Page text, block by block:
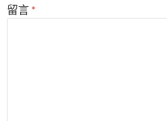
留言 *